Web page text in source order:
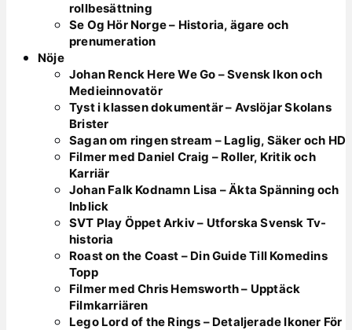
rollbesättning
Se Og Hör Norge – Historia, ägare och
prenumeration
Nöje
Johan Renck Here We Go – Svensk Ikon och
Medieinnovatör
Tyst i klassen dokumentär – Avslöjar Skolans
Brister
Sagan om ringen stream – Laglig, Säker och HD
Filmer med Daniel Craig – Roller, Kritik och
Karriär
Johan Falk Kodnamn Lisa – Äkta Spänning och
Inblick
SVT Play Öppet Arkiv – Utforska Svensk Tv-
historia
Roast on the Coast – Din Guide Till Komedins
Topp
Filmer med Chris Hemsworth – Upptäck
Filmkarriären
Lego Lord of the Rings – Detaljerade Ikoner För